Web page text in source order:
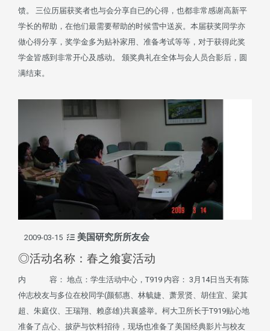
馈。 三位历届获奖者也与会分享自已的心得，也都非常感谢高新平
学长的帮助，在他们最需要帮助的时候雪中送炭。本届获奖同学亦
做心得分享，奖学金多为贴补家用、准备考试等等，对于获得此奖
学金皆感到非常开心及感动。 颁奖典礼在全体与会人员合影后，圆
满结束。
2009-03-15 美国研究所所友会
◎活动名称：春之飨宴活动
内 容： 地点：学生活动中心，T919 内容： 3月14日当天有陈
仲志校友与多位在校同学(颜郁惠、林毓婕、萧景贤、胡佳宜、梁其
超、朱庭仪、王瑞翔、赖彦雄)共襄盛举。柯大卫所长于T919贴心地
准备了点心、披萨与饮料招待，现场也准备了美国经典影片与校友